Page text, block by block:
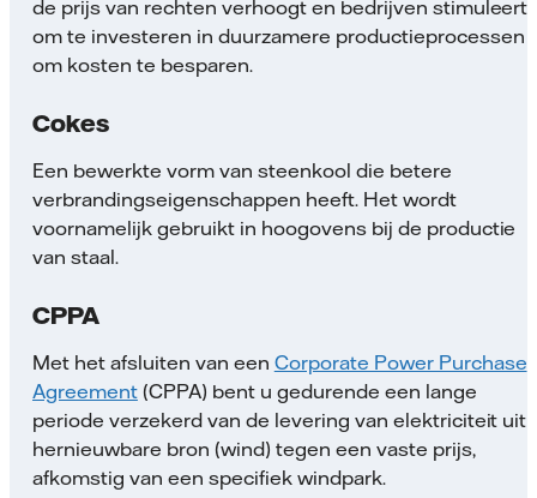
de prijs van rechten verhoogt en bedrijven stimuleert
om te investeren in duurzamere productieprocessen
om kosten te besparen.
Cokes
Een bewerkte vorm van steenkool die betere
verbrandingseigenschappen heeft. Het wordt
voornamelijk gebruikt in hoogovens bij de productie
van staal.
CPPA
Met het afsluiten van een Corporate Power Purchase
Agreement(CPPA) bent u gedurende een lange
periode verzekerd van de levering van elektriciteit uit
hernieuwbare bron (wind) tegen een vaste prijs,
afkomstig van een specifiek windpark.